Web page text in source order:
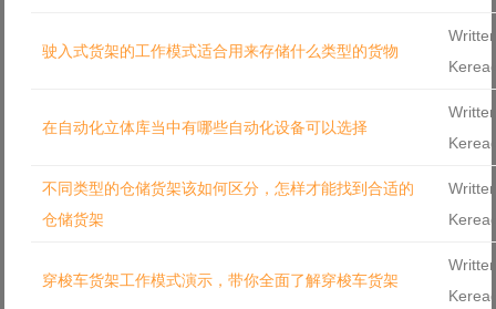
驶入式货架的工作模式适合用来存储什么类型的货物
在自动化立体库当中有哪些自动化设备可以选择
不同类型的仓储货架该如何区分，怎样才能找到合适的
仓储货架
穿梭车货架工作模式演示，带你全面了解穿梭车货架